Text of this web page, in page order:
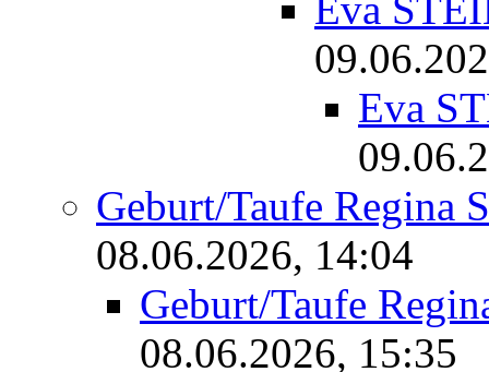
Eva
Geburt/Taufe Regina
08.06.2026, 14:04
Geburt/Taufe
08.06.2026, 15:35